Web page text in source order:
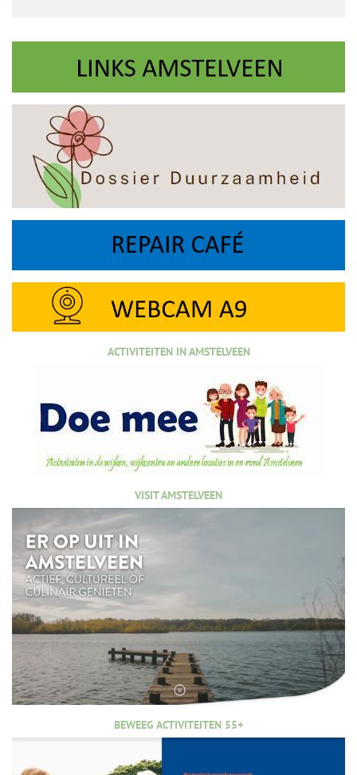
ACTIVITEITEN IN AMSTELVEEN
VISIT AMSTELVEEN
BEWEEG ACTIVITEITEN 55+